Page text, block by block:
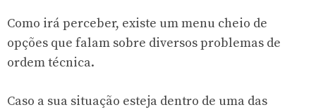
Como irá perceber, existe um menu cheio de
opções que falam sobre diversos problemas de
ordem técnica.
Caso a sua situação esteja dentro de uma das